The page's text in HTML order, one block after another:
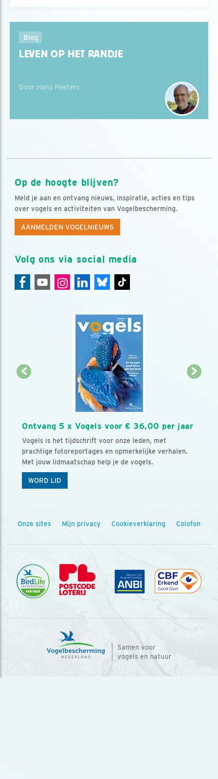
Blog
LEVEN OP HET RANDJE
Door Hans Peeters
Op de hoogte blijven?
Meld je aan en ontvang nieuws, inspiratie, acties en tips
over vogels en activiteiten van Vogelbescherming.
AANMELDEN VOGELNIEUWS
Volg ons via social media
Ontvang 5 x Vogels voor € 36,00 per jaar
Vogels is het tijdschrift voor onze leden, met
prachtige fotoreportages en opmerkelijke verhalen.
Met jouw lidmaatschap help je de vogels.
WORD LID
Onze sites Mijn privacy Cookieverklaring Colofon
Samen voor
vogels en natuur